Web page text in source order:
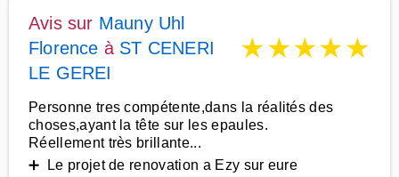
Avis sur Mauny Uhl
Florence à ST CENERI
LE GEREI
★★★★★
Personne tres compétente,dans la réalités des
choses,ayant la tête sur les epaules.
Réellement très brillante...
➕ Le projet de renovation a Ezy sur eure